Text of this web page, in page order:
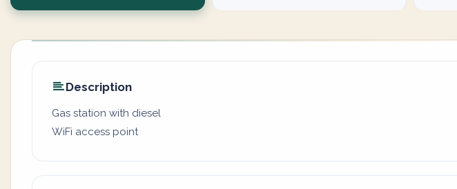
Description
Gas station with diesel
WiFi access point